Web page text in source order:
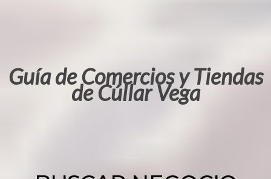
Guía de Comercios y Tiendas
de Cúllar Vega